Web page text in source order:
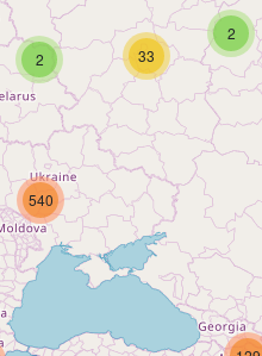
2
33
540
2